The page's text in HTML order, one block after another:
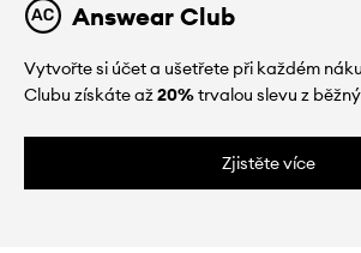
Answear Club
Vytvořte si účet a ušetřete při každém
Clubu získáte až20%trvalou slevu z
Zjistěte více